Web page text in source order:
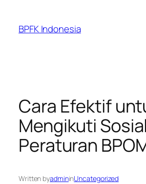
content
BPFK Indonesia
Cara Efektif
Mengikuti
Peraturan
Written byadmininUncategorized